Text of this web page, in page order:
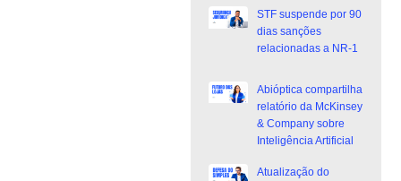
STF suspende por 90
dias sanções
relacionadas a NR-1
Abióptica compartilha
relatório da McKinsey
& Company sobre
Inteligência Artificial
Atualização do